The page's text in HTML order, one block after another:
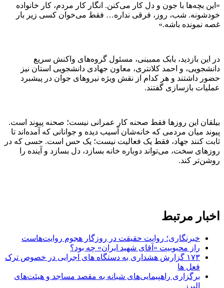
«این بچه‌ها با جون و دل کار می‌کنن. انگار کار مردم، کار خانواده
خودشونه. شب، روز، فرقی نداره… فقط می‌خوان کسی زیر بار
غصه نمونده باشه.»
در این بازدید، بابک ممبینی، مسئول گروه‌های واکنش سریع
دانشجویی، و احمد کلانتری، معاون جهادی دانشجویی استان نیز
حضور داشتند و هر کدام از نقش ویژه نیروهای جوان در پیشبرد
عملیات بازسازی گفتند.
بیلقان این روزها فقط صحنه کار عمرانی نیست؛ صحنه پیوند است.
پیوند میان مردمی که خانه‌شان آسیب دیده و جوانانی که آمده‌اند تا
ثابت کنند جهاد، فقط یک فعالیت نیست؛ یک حس است. حسی که در
روزهای سخت، می‌تواند دوباره خانه بسازد، دل بسازد و آینده را
روشن‌تر کند.
اخبار مرتبط
خبرنگاری؛ روایت حقیقت در روزگار هجوم روایت‌هاست
راز محبوبیت «آقای شهید ایران» چه بود؟
۱۷۳ گزارش هشداری به دستگاه های اجرایی در خصوص ترک
فعل ها
برگزاری راهپیمایی‌های شبانه به مقصد مساجد و هیئت‌های
البرز